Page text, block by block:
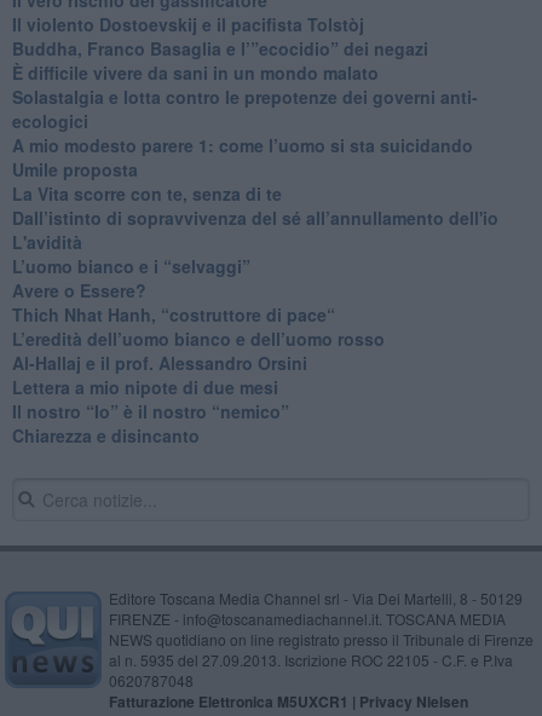
​Il violento Dostoevskij e il pacifista Tolstòj
​Buddha, Franco Basaglia e l’”ecocidio” dei negazi
​È difficile vivere da sani in un mondo malato
Solastalgia e lotta contro le prepotenze dei governi anti-
ecologici
​A mio modesto parere 1: come l’uomo si sta suicidando
​Umile proposta
​La Vita scorre con te, senza di te
​Dall’istinto di sopravvivenza del sé all’annullamento dell'io
L'avidità
​L’uomo bianco e i “selvaggi”
​Avere o Essere?
​Thich Nhat Hanh, “costruttore di pace“
​L’eredità dell’uomo bianco e dell’uomo rosso
Al-Hallaj e il prof. Alessandro Orsini
​Lettera a mio nipote di due mesi
​Il nostro “Io” è il nostro “nemico”
​Chiarezza e disincanto
Editore Toscana Media Channel srl - Via Dei Martelli, 8 - 50129
FIRENZE - info@toscanamediachannel.it. TOSCANA MEDIA
NEWS quotidiano on line registrato presso il Tribunale di Firenze
al n. 5935 del 27.09.2013. Iscrizione ROC 22105 - C.F. e P.Iva
0620787048
Fatturazione Elettronica M5UXCR1 | Privacy Nielsen